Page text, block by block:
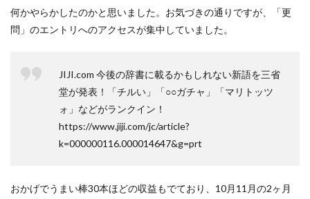
何かやらかしたのかと思いました。お気づきの通りですが、「更
問」のエントリへのアクセスが集中していました。
JIJI.com 今後の辞書に載るかもしれない新語を三省
堂が発表！「チルい」「○○ガチャ」「マリトッツ
ォ」などがランクイン！
https://www.jiji.com/jc/article?
k=000000116.000014647&g=prt
おかげでうまい棒30本ほどの収益もでており、10月11月の2ヶ月